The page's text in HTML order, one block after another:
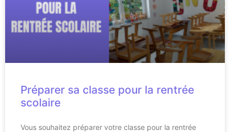
Préparer sa classe pour la rentrée
scolaire
Vous souhaitez préparer votre classe pour la rentrée